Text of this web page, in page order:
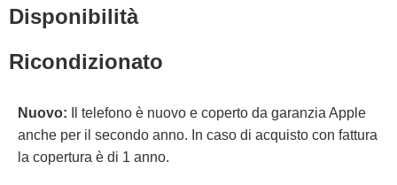
Disponibilità
Ricondizionato
Nuovo:
Il telefono è nuovo e coperto da garanzia Apple
anche per il secondo anno. In caso di acquisto con fattura
la copertura è di 1 anno.